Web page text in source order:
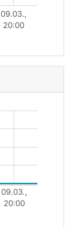
09.03.,
20:00
09.03.,
20:00